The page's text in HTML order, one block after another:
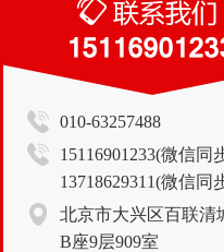
010-63257488
15116901233(微信同
13718629311(微信同
北京市大兴区百联清
B座9层909室